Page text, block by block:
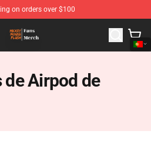
on orders over $100
Shop - The Best Store of Mickey
de Airpod de